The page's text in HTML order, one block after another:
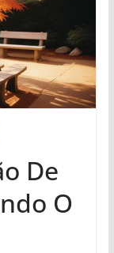
De
O